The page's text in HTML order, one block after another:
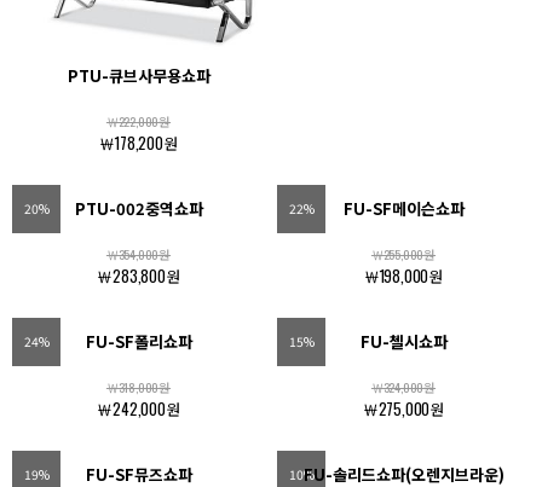
PTU-큐브사무용쇼파
￦222,000원
￦178,200원
20% PTU-002중역쇼파
￦354,000원
￦283,800원
22% FU-SF메이슨쇼파
￦255,000원
￦198,000원
24% FU-SF폴리쇼파
￦318,000원
￦242,000원
15% FU-첼시쇼파
￦324,000원
￦275,000원
19% FU-SF뮤즈쇼파 10%FU-솔리드쇼파(오렌지브라운)